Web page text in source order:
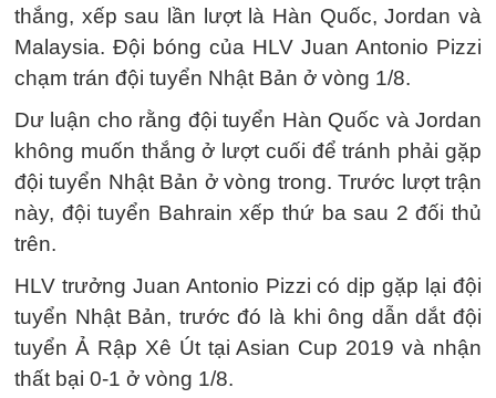
thắng, xếp sau lần lượt là Hàn Quốc, Jordan và
Malaysia. Đội bóng của HLV Juan Antonio Pizzi
chạm trán đội tuyển Nhật Bản ở vòng 1/8.
Dư luận cho rằng đội tuyển Hàn Quốc và Jordan
không muốn thắng ở lượt cuối để tránh phải gặp
đội tuyển Nhật Bản ở vòng trong. Trước lượt trận
này, đội tuyển Bahrain xếp thứ ba sau 2 đối thủ
trên.
HLV trưởng Juan Antonio Pizzi có dịp gặp lại đội
tuyển Nhật Bản, trước đó là khi ông dẫn dắt đội
tuyển Ả Rập Xê Út tại Asian Cup 2019 và nhận
thất bại 0-1 ở vòng 1/8.